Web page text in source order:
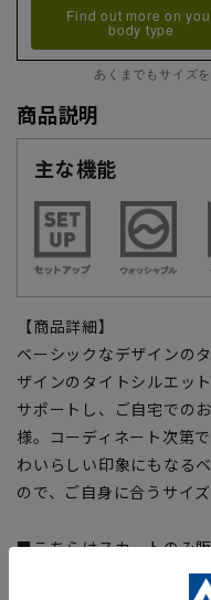
Find out more on
body type
あくまでもサイズ
商品説明
主な機能
【商品詳細】
ベーシックなデザインの
ザインのタイトシルエッ
サポートし、ご自宅での
様。コーディネート次第
わいらしい印象にもなる
ので、ご自身に合うサイ
■こちらはスカートのみ
セットアップ対応商品と